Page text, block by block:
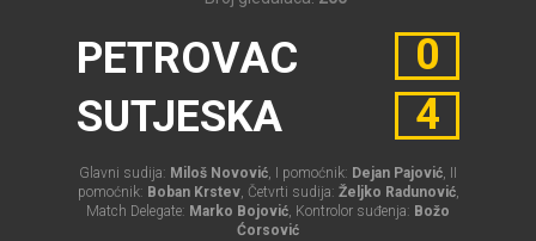
PETROVAC
SUTJESKA
0
4
Glavni sudija: Miloš Novović, I pomoćnik: Dejan Pajović, II
pomoćnik: Boban Krstev, Četvrti sudija: Željko Radunović,
Match Delegate: Marko Bojović, Kontrolor suđenja: Božo
Ćorsović